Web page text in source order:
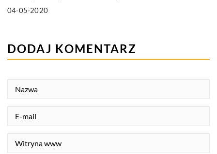
04-05-2020
DODAJ KOMENTARZ